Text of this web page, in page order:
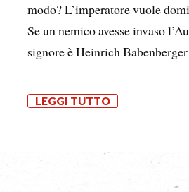
modo? L’imperatore vuole
Se un nemico avesse invaso
signore è Heinrich
LEGGI TUTTO